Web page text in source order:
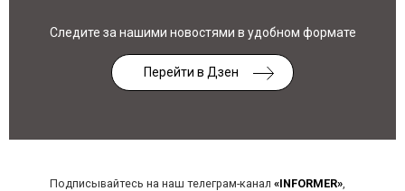
Следите за нашими новостями в удобном формате
Перейти в Дзен
Подписывайтесь на наш телеграм-канал «INFORMER»,